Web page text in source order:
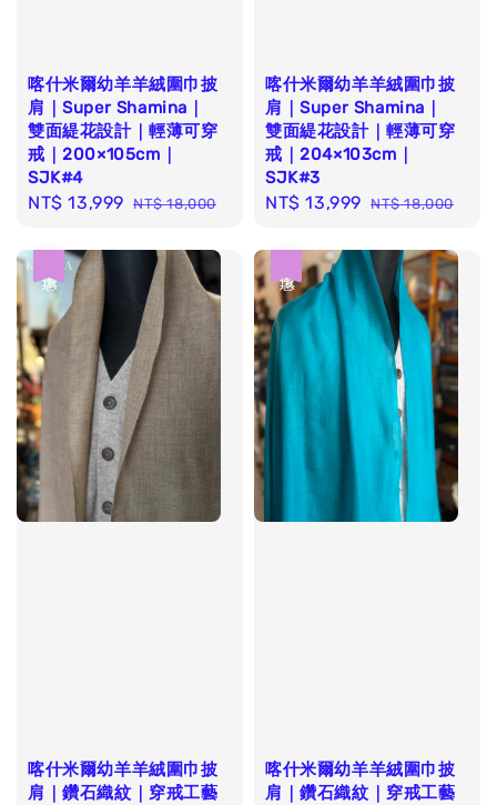
喀什米爾幼羊羊絨圍巾披
肩｜Super Shamina｜
雙面緹花設計｜輕薄可穿
戒｜200×105cm｜
SJK#4
Sale
NT$ 13,999 Regular
NT$ 18,000
喀什米爾幼羊羊絨圍巾披
肩｜Super Shamina｜
雙面緹花設計｜輕薄可穿
戒｜204×103cm｜
SJK#3
Sale
NT$ 13,999 Regular
NT$ 18,000
喀什米爾幼羊羊絨圍巾披
肩｜鑽石織紋｜穿戒工藝
喀什米爾幼羊羊絨圍巾披
肩｜鑽石織紋｜穿戒工藝